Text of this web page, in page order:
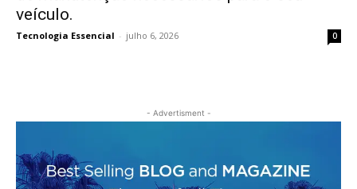
veículo.
Tecnologia Essencial - julho 6, 2026 0
- Advertisment -